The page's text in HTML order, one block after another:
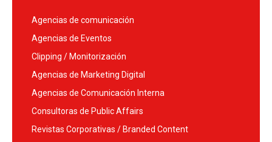
Agencias de comunicación
Agencias de Eventos
Clipping / Monitorización
Agencias de Marketing Digital
Agencias de Comunicación Interna
Consultoras de Public Affairs
Revistas Corporativas / Branded Content